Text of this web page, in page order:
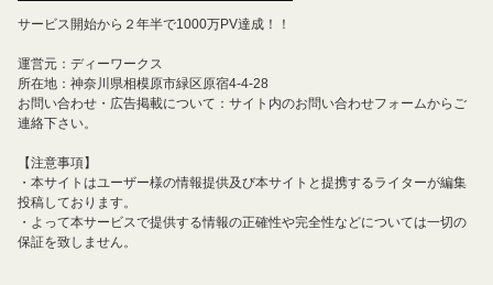
サービス開始から２年半で1000万PV達成！！
運営元：ディーワークス
所在地：神奈川県相模原市緑区原宿4-4-28
お問い合わせ・広告掲載について：サイト内のお問い合わせフォームからご
連絡下さい。
【注意事項】
・本サイトはユーザー様の情報提供及び本サイトと提携するライターが編集
投稿しております。
・よって本サービスで提供する情報の正確性や完全性などについては一切の
保証を致しません。